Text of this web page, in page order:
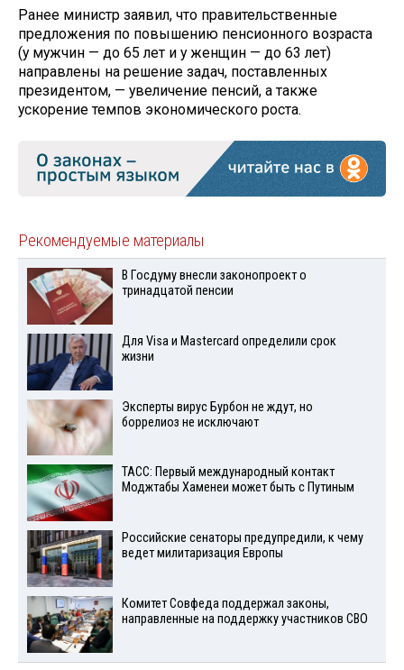
Ранее министр заявил, что правительственные
предложения по повышению пенсионного возраста
(у мужчин — до 65 лет и у женщин — до 63 лет)
направлены на решение задач, поставленных
президентом, — увеличение пенсий, а также
ускорение темпов экономического роста.
Рекомендуемые материалы
В Госдуму внесли законопроект о
тринадцатой пенсии
Для Visа и Mastercard определили срок
жизни
Эксперты вирус Бурбон не ждут, но
боррелиоз не исключают
ТАСС: Первый международный контакт
Моджтабы Хаменеи может быть с Путиным
Российские сенаторы предупредили, к чему
ведет милитаризация Европы
Комитет Совфеда поддержал законы,
направленные на поддержку участников СВО